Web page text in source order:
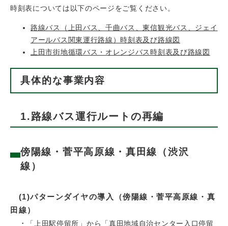
時刻表については以下のページをご覧ください。
路線バス（上田バス、千曲バス、東信観光バス、ジェイ
アールバス関東運行路線）時刻表及び路線図
上田市街地循環バス・オレンジバス時刻表及び路線図
具体的な事業内容
1.路線バス運行ルートの再編
傍陽線・菅平高原線・真田線（渋沢
線）
(1)パターンダイヤの導入（傍陽線・菅平高原線・真
田線）
・
「上田駅停留所」から「真田地域自治センター入口停留